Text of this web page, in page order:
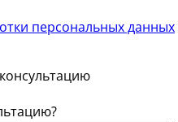
персональных данных